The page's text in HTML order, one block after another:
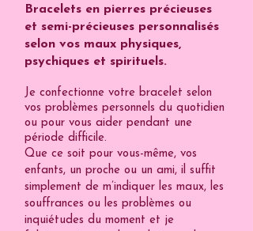
Bracelets en pierres précieuses
et semi-précieuses personnalisés
selon vos maux physiques,
psychiques et spirituels.
Je confectionne votre bracelet selon
vos problèmes personnels du quotidien
ou pour vous aider pendant une
période difficile.
Que ce soit pour vous-même, vos
enfants, un proche ou un ami, il suffit
simplement de m’indiquer les maux, les
souffrances ou les problèmes ou
inquiétudes du moment et je